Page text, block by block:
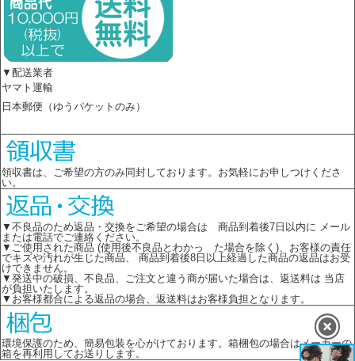
▼配送業者
ヤマト運輸
日本郵便（ゆうパケットのみ）
領収書は、ご希望の方のみ同封しております。お気軽にお申しつけくださ
い。
▼不良品のため返品・交換をご希望の場合は 商品到着後7日以内に メール
または電話でご連絡ください。
▼ご使用された商品 (使用後不良品とわかっ た場合を除く)、お客様の責任
でキズや汚れが生じた商品、 商品到着後8日以上経過した商品の返品はお受
けできません。
▼発送中の破損、不良品、ご注文と違う商が届いた場合は、返送料は 当店
が負担いたします。
▼お客様都合による返品の場合、返送料はお客様負担となります。
環境保護のため、簡易包装を心がけております。箱梱包の場合はメーカーの
箱を再利用してお送りします。